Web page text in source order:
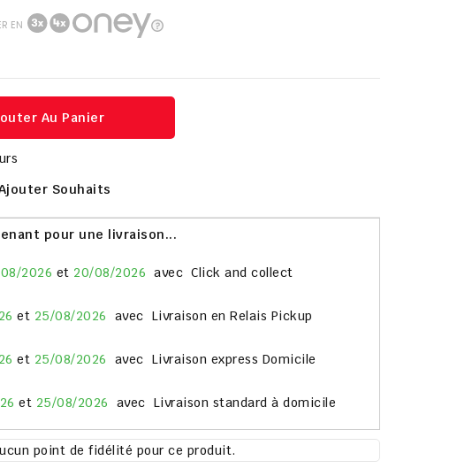
EN
Au Panier
Souhaits
pour une livraison...
2026 et 20/08/2026 avec Click and collect
et 25/08/2026 avec Livraison en Relais Pickup
et 25/08/2026 avec Livraison express Domicile
et 25/08/2026 avec Livraison standard à domicile
point de fidélité pour ce produit.